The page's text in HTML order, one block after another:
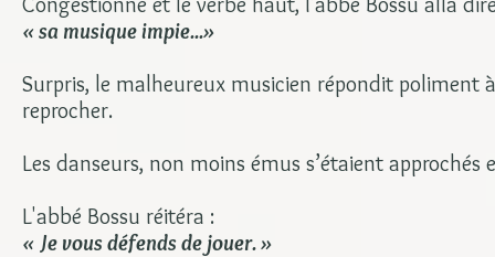
« sa musique impie...»
Surpris, le malheureux musicien répondit poliment
reprocher.
Les danseurs, non moins émus s’étaient
L'abbé Bossu réitéra :
« Je vous défends de jouer. »